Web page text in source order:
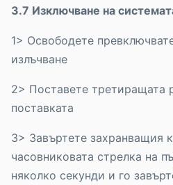
3.7 Изключване на
1> Освободете
излъчване
2> Поставете третиращата
поставката
3> Завъртете захранващия
часовниковата стрелка на
няколко секунди и го